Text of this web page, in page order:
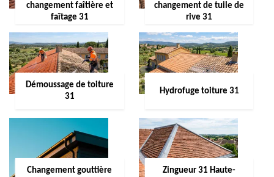
changement faîtière et
faîtage 31
changement de tuile de
rive 31
Démoussage de toiture
31
Hydrofuge toiture 31
Changement gouttière
Zingueur 31 Haute-